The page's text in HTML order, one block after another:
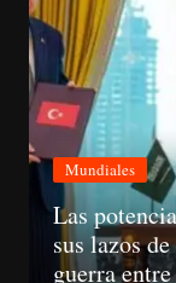
Mundiales